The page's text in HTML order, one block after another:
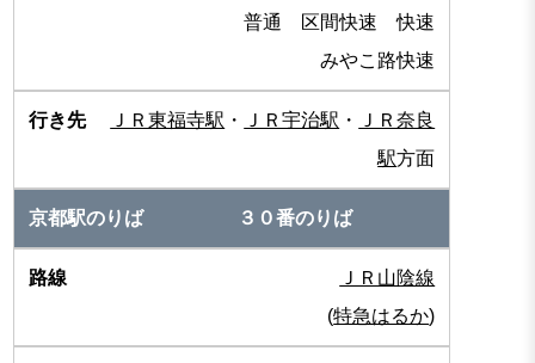
普通 区間快速 快速
みやこ路快速
ＪＲ東福寺駅 ・ ＪＲ宇治駅 ・
ＪＲ奈良
駅方面
３０番のりば
ＪＲ山陰線
(特急はるか)